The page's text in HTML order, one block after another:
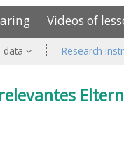
Videos of
data Research